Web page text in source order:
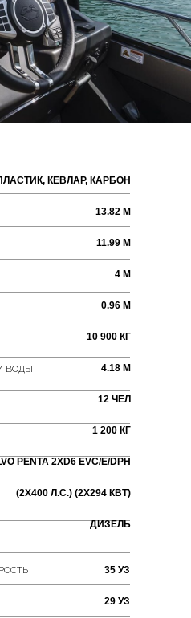
ВОДЫ
КЕВЛАР, КАРБОН
13.82 М
11.99 М
4 М
0.96 М
10 900 КГ
4.18 М
12 ЧЕЛ
1 200 КГ
PENTA 2XD6 EVC/E/DPH
(2X400 Л.С.) (2X294 КВТ)
ДИЗЕЛЬ
35 УЗ
29 УЗ